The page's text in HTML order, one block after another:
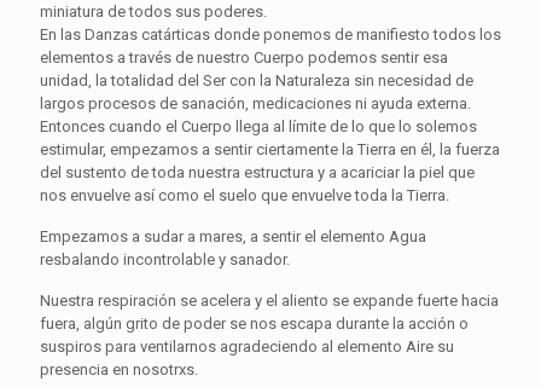
miniatura de todos sus poderes.
En las Danzas catárticas donde ponemos de manifiesto todos los
elementos a través de nuestro Cuerpo podemos sentir esa
unidad, la totalidad del Ser con la Naturaleza sin necesidad de
largos procesos de sanación, medicaciones ni ayuda externa.
Entonces cuando el Cuerpo llega al límite de lo que lo solemos
estimular, empezamos a sentir ciertamente la Tierra en él, la fuerza
del sustento de toda nuestra estructura y a acariciar la piel que
nos envuelve así como el suelo que envuelve toda la Tierra.
Empezamos a sudar a mares, a sentir el elemento Agua
resbalando incontrolable y sanador.
Nuestra respiración se acelera y el aliento se expande fuerte hacia
fuera, algún grito de poder se nos escapa durante la acción o
suspiros para ventilarnos agradeciendo al elemento Aire su
presencia en nosotrxs.